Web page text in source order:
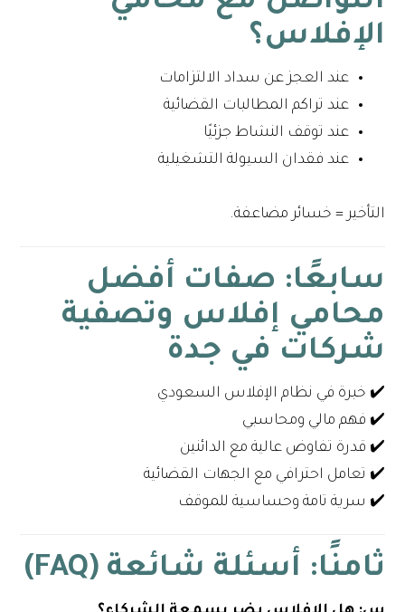
الإفلاس؟
عند العجز عن سداد الالتزامات
عند تراكم المطالبات القضائية
عند توقف النشاط جزئيًا
عند فقدان السيولة التشغيلية
التأخير = خسائر مضاعفة.
سابعًا: صفات أفضل
محامي إفلاس وتصفية
شركات في جدة
✔️ خبرة في نظام الإفلاس السعودي
✔️ فهم مالي ومحاسبي
✔️ قدرة تفاوض عالية مع الدائنين
✔️ تعامل احترافي مع الجهات القضائية
✔️ سرية تامة وحساسية للموقف
ثامنًا: أسئلة شائعة (FAQ)